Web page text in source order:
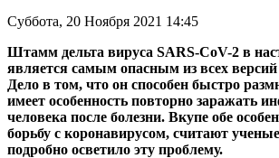
Суббота, 20 Ноября 2021 14:45
Штамм дельта вируса SARS-CoV-2 в
является самым опасным из всех
Дело в том, что он способен быстро
имеет особенность повторно заражать
человека после болезни. Вкупе обе
борьбу с коронавирусом, считают
подробно осветило эту проблему.